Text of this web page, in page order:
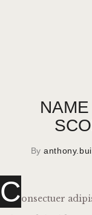
By
Consectuer